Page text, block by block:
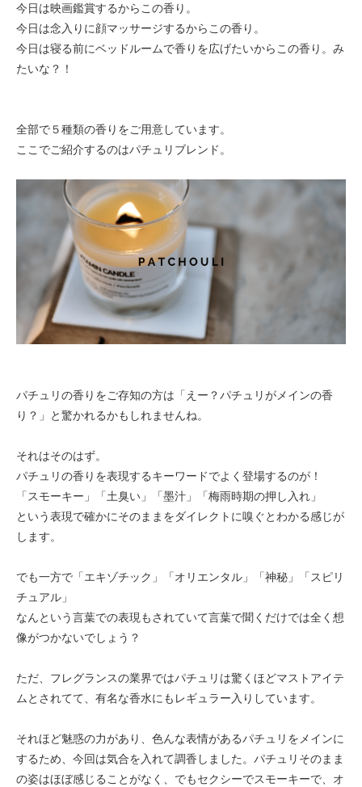
今日は映画鑑賞するからこの香り。
今日は念入りに顔マッサージするからこの香り。
今日は寝る前にベッドルームで香りを広げたいからこの香り。み
たいな？！
全部で５種類の香りをご用意しています。
ここでご紹介するのはパチュリブレンド。
パチュリの香りをご存知の方は「えー？パチュリがメインの香
り？」と驚かれるかもしれませんね。
それはそのはず。
パチュリの香りを表現するキーワードでよく登場するのが！
「スモーキー」「土臭い」「墨汁」「梅雨時期の押し入れ」
という表現で確かにそのままをダイレクトに嗅ぐとわかる感じが
します。
でも一方で「エキゾチック」「オリエンタル」「神秘」「スピリ
チュアル」
なんという言葉での表現もされていて言葉で聞くだけでは全く想
像がつかないでしょう？
ただ、フレグランスの業界ではパチュリは驚くほどマストアイテ
ムとされてて、有名な香水にもレギュラー入りしています。
それほど魅惑の力があり、色んな表情があるパチュリをメインに
するため、今回は気合を入れて調香しました。パチュリそのまま
の姿はほぼ感じることがなく、でもセクシーでスモーキーで、オ